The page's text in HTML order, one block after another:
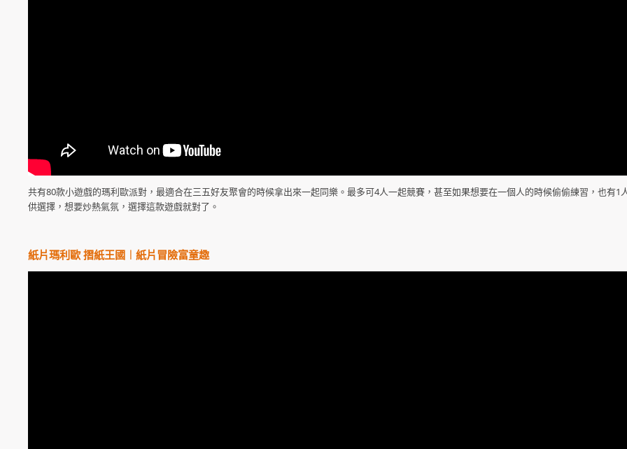
共有80款小遊戲的瑪利歐派對，最適合在三五好友聚會的時候拿出來一起同樂。最多可4人一起競賽，甚至如果想要在一個人的時候偷偷練習，也有1
供選擇，想要炒熱氣氛，選擇這款遊戲就對了。
紙片瑪利歐 摺紙王國︱紙片冒險富童趣